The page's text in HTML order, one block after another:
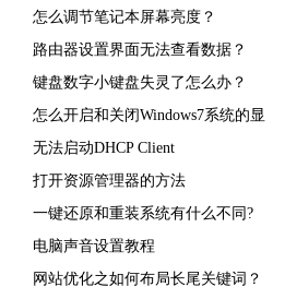
怎么调节笔记本屏幕亮度？
路由器设置界面无法查看数据？
键盘数字小键盘失灵了怎么办？
怎么开启和关闭Windows7系统的显
卡硬件加速功能
无法启动DHCP Client
打开资源管理器的方法
一键还原和重装系统有什么不同?
电脑声音设置教程
网站优化之如何布局长尾关键词？